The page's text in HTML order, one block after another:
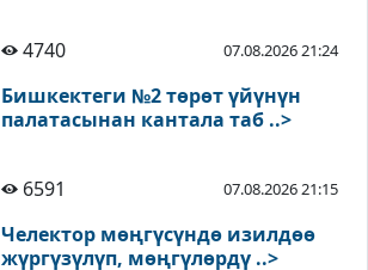
4740 07.08.2026 21:24
Бишкектеги №2 төрөт үйүнүн
палатасынан кантала таб ..>
6591 07.08.2026 21:15
Челектор мөңгүсүндө изилдөө
жүргүзүлүп, мөңгүлөрдү ..>